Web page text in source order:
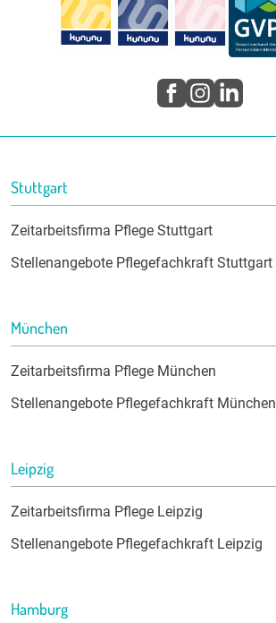
Stuttgart
Zeitarbeitsfirma Pflege Stuttgart
Stellenangebote Pflegefachkraft Stuttgart
München
Zeitarbeitsfirma Pflege München
Stellenangebote Pflegefachkraft München
Leipzig
Zeitarbeitsfirma Pflege Leipzig
Stellenangebote Pflegefachkraft Leipzig
Hamburg